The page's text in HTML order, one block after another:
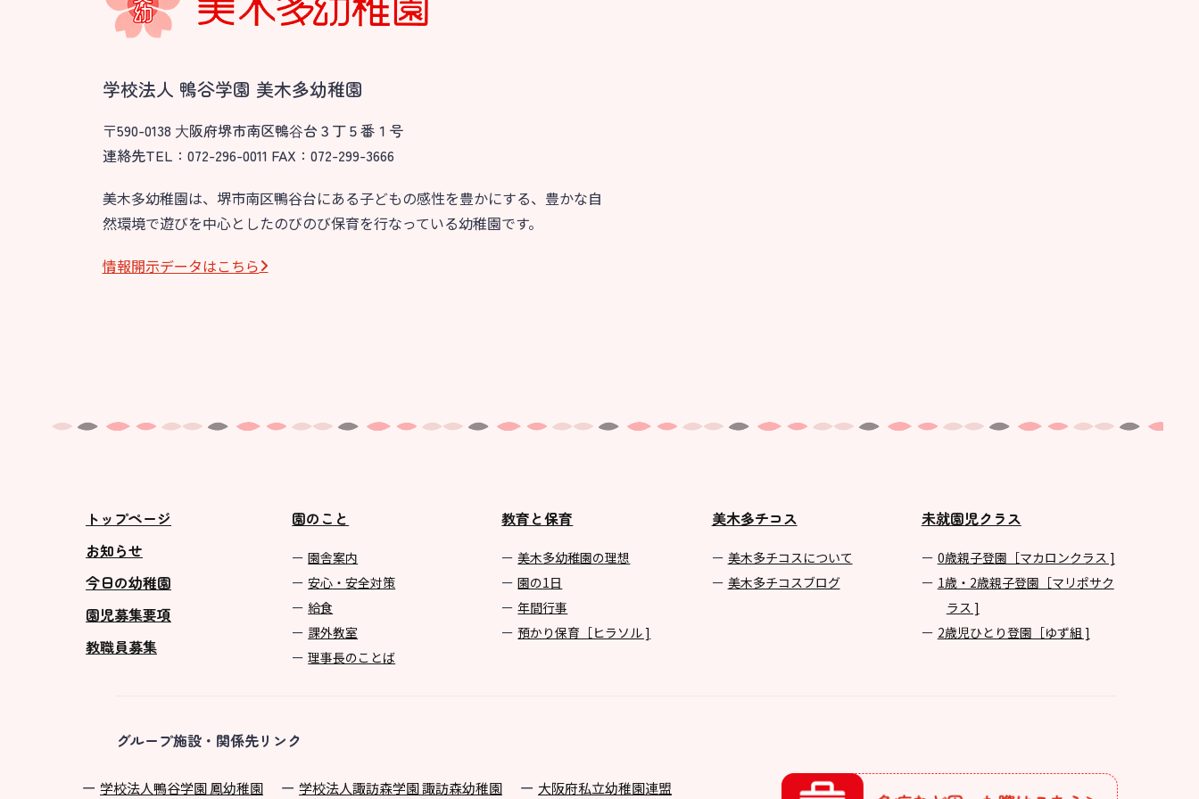
学校法人 鴨谷学園 美木多幼稚園
〒590-0138 ⼤阪府堺市南区鴨⾕台３丁５番１号
連絡先TEL：072-296-0011 FAX：072-299-3666
美木多幼稚園は、堺市南区鴨谷台にある子どもの感性を豊かにする、豊かな自
然環境で遊びを中心としたのびのび保育を行なっている幼稚園です。
情報開⽰データはこちら
トップページ
お知らせ
今日の幼稚園
園児募集要項
教職員募集
園のこと
園舎案内
安心・安全対策
給食
課外教室
理事長のことば
教育と保育
美⽊多幼稚園の理想
園の1⽇
年間⾏事
預かり保育［ヒラソル ]
美木多チコス
美⽊多チコスについて
美⽊多チコスブログ
未就園児クラス
0歳親子登園［マカロンクラス ]
1歳・2歳親子登園［マリポサク
ラス ]
2歳児ひとり登園［ゆず組 ]
グループ施設・関係先リンク
学校法⼈鴨⾕学園 鳳幼稚園 学校法⼈諏訪森学園 諏訪森幼稚園 ⼤阪府私⽴幼稚園連盟
園のこと
安⼼・安全対策
教育と保育
園の1⽇
預かり保育［ヒラソル ]
グループ施設・
関係先リンク